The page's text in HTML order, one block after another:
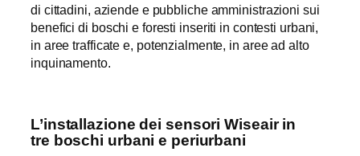
di cittadini, aziende e pubbliche amministrazioni sui
benefici di boschi e foresti inseriti in contesti urbani,
in aree trafficate e, potenzialmente, in aree ad alto
inquinamento.
L’installazione dei sensori Wiseair in
tre boschi urbani e periurbani